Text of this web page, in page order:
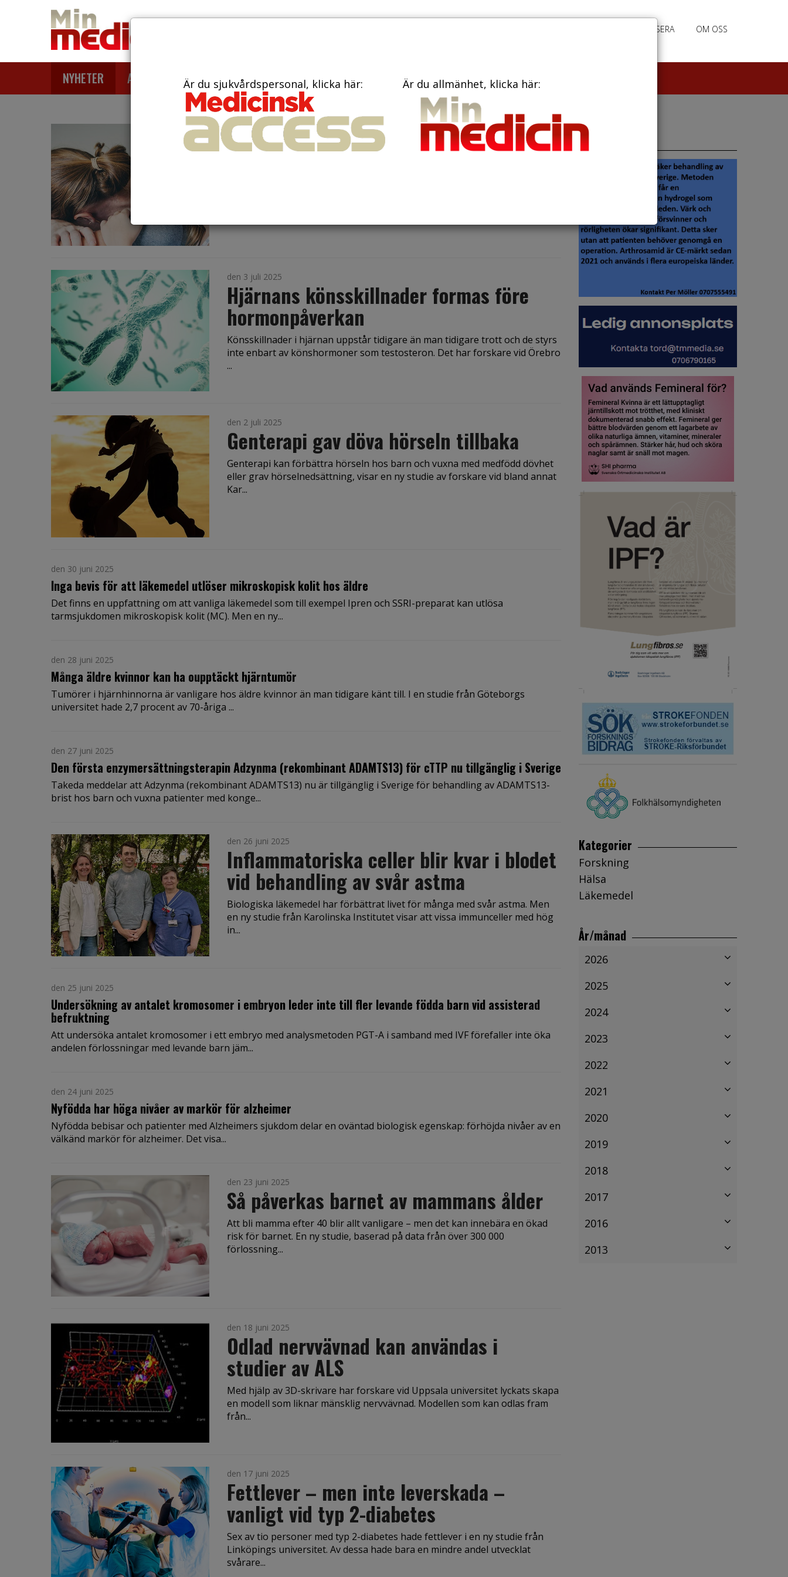
ANNONSERA OM OSS
NYHETER ARTIKLAR AKTUELLT TIDNINGAR KONTAKT
den 4 juli 2025
Vuxna som överlevt barncancer löper
den 3 juli 2025
Hjärnans könsskillnader formas före
hormonpåverkan
Könsskillnader i hjärnan uppstår tidigare än man tidigare trott och de styrs
inte enbart av könshormoner som testosteron. Det har forskare vid Örebro
...
den 2 juli 2025
Genterapi gav döva hörseln tillbaka
Genterapi kan förbättra hörseln hos barn och vuxna med medfödd dövhet
eller grav hörselnedsättning, visar en ny studie av forskare vid bland annat
Kar...
den 30 juni 2025
Inga bevis för att läkemedel utlöser mikroskopisk kolit hos äldre
Det finns en uppfattning om att vanliga läkemedel som till exempel Ipren och SSRI-preparat kan utlösa
tarmsjukdomen mikroskopisk kolit (MC). Men en ny...
den 28 juni 2025
Många äldre kvinnor kan ha oupptäckt hjärntumör
Tumörer i hjärnhinnorna är vanligare hos äldre kvinnor än man tidigare känt till. I en studie från Göteborgs
universitet hade 2,7 procent av 70-åriga ...
den 27 juni 2025
Den första enzymersättningsterapin Adzynma (rekombinant ADAMTS13) för cTTP nu tillgänglig i Sverige
Takeda meddelar att Adzynma (rekombinant ADAMTS13) nu är tillgänglig i Sverige för behandling av ADAMTS13-
brist hos barn och vuxna patienter med konge...
den 26 juni 2025
Inflammatoriska celler blir kvar i blodet
vid behandling av svår astma
Biologiska läkemedel har förbättrat livet för många med svår astma. Men
en ny studie från Karolinska Institutet visar att vissa immunceller med hög
in...
den 25 juni 2025
Undersökning av antalet kromosomer i embryon leder inte till fler levande födda barn vid assisterad
befruktning
Att undersöka antalet kromosomer i ett embryo med analysmetoden PGT-A i samband med IVF förefaller inte öka
andelen förlossningar med levande barn jäm...
den 24 juni 2025
Nyfödda har höga nivåer av markör för alzheimer
Nyfödda bebisar och patienter med Alzheimers sjukdom delar en oväntad biologisk egenskap: förhöjda nivåer av en
välkänd markör för alzheimer. Det visa...
den 23 juni 2025
Så påverkas barnet av mammans ålder
Att bli mamma efter 40 blir allt vanligare – men det kan innebära en ökad
risk för barnet. En ny studie, baserad på data från över 300 000
förlossning...
den 18 juni 2025
Odlad nervvävnad kan användas i
studier av ALS
Med hjälp av 3D-skrivare har forskare vid Uppsala universitet lyckats skapa
en modell som liknar mänsklig nervvävnad. Modellen som kan odlas fram
från...
den 17 juni 2025
Fettlever – men inte leverskada –
vanligt vid typ 2-diabetes
Sex av tio personer med typ 2-diabetes hade fettlever i en ny studie från
Linköpings universitet. Av dessa hade bara en mindre andel utvecklat
svårare...
Annonser
Kategorier
Forskning
Hälsa
Läkemedel
År/månad
2026
2025
2024
2023
2022
2021
2020
2019
2018
2017
2016
2013
Är du sjukvårdspersonal, klicka här: Är du allmänhet, klicka här: